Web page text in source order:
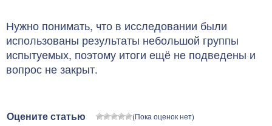
Нужно понимать, что в исследовании были
использованы результаты небольшой группы
испытуемых, поэтому итоги ещё не подведены и
вопрос не закрыт.
Оцените статью (Пока оценок нет)